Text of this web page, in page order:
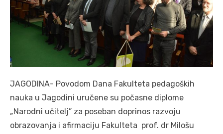
JAGODINA- Povodom Dana Fakulteta pedagoških
nauka u Jagodini uručene su počasne diplome
„Narodni učitelj” za poseban doprinos razvoju
obrazovanja i afirmaciju Fakulteta prof. dr Milošu